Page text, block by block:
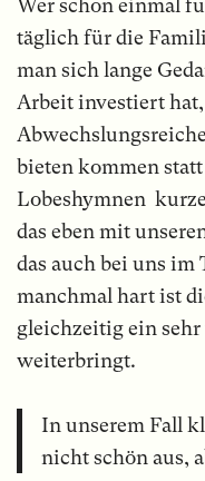
Wer schon einmal
täglich für die
man sich lange
Arbeit investiert
bieten kommen
Lobeshymnen
das eben mit
das auch bei uns im
manchmal hart ist
gleichzeitig ein sehr
weiterbringt.
In unserem Fall
nicht schön aus,